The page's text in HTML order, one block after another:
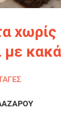
χωρίς
με